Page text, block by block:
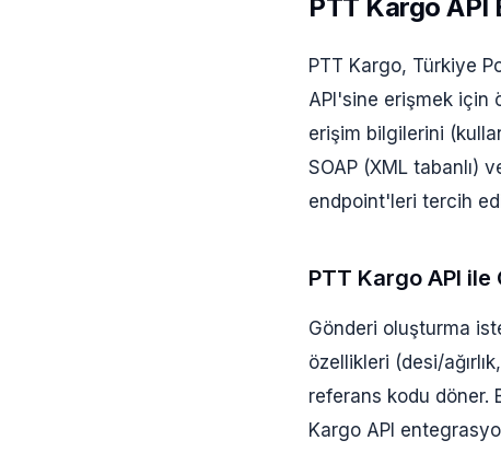
PTT Kargo
PTT Kargo, Türkiye
API'sine erişmek için
erişim bilgilerini
SOAP (XML tabanlı)
endpoint'leri tercih
PTT Kargo API
Gönderi oluşturma
özellikleri (desi/
referans kodu döner.
Kargo API